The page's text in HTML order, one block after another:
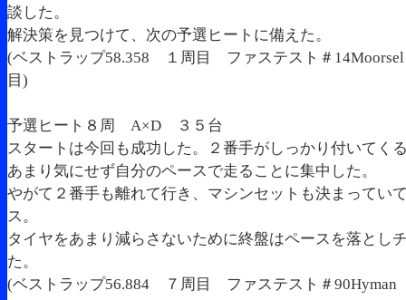
談した。
解決策を見つけて、次の予選ヒートに備えた。
(ベストラップ58.358 １周目 ファステスト＃
目)
予選ヒート８周 A×D ３５台
スタートは今回も成功した。２番手がしっかり付いてく
あまり気にせず自分のペースで走ることに集中した。
やがて２番手も離れて行き、マシンセットも決まってい
ス。
タイヤをあまり減らさないために終盤はペースを落とし
た。
(ベストラップ56.884 ７周目 ファステスト＃